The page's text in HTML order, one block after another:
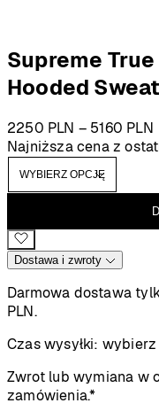
Supreme
Hooded
2250 PLN – 5160 PLN
Najniższa cena z
Dostawa i zwroty
Darmowa dostawa
PLN.
Czas wysyłki: wybierz
Zwrot lub wymiana w
zamówienia.*